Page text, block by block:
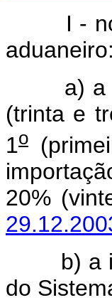
I -
a) a
(trinta e
1o
20%
b) a
do